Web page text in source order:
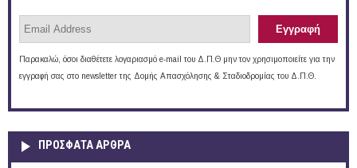
Παρακαλώ, όσοι διαθέτετε λογαριασμό e-mail του Δ.Π.Θ μην τον χρησιμοποιείτε για την
εγγραφή σας στο newsletter της Δομής Απασχόλησης & Σταδιοδρομίας του Δ.Π.Θ.
ΠΡOΣΦΑΤΑ AΡΘΡΑ